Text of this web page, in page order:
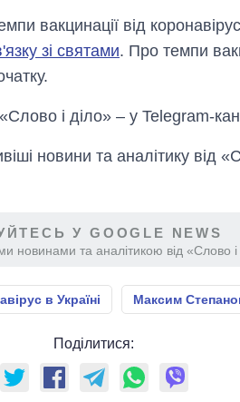
вакцинації від
зі святами. Про темпи
і діло» – у Telegram-
новини та аналітику від
У GOOGLE NEWS
новинами та аналітикою від «Слово і
в Україні Максим
Поділитися: